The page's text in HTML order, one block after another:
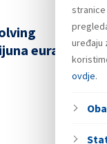
stranice
uređaju
ovdje.
eura